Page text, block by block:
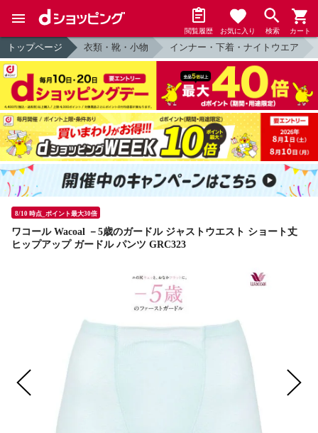
閲覧履歴 お気に入り 検索 カート
トップページ 衣類・靴・小物 インナー・下着・ナイトウエア
8/10 時点_ポイント最大30倍
ワコール Wacoal －5歳のガードル ジャストウエスト ショート丈
ヒップアップ ガードル パンツ GRC323